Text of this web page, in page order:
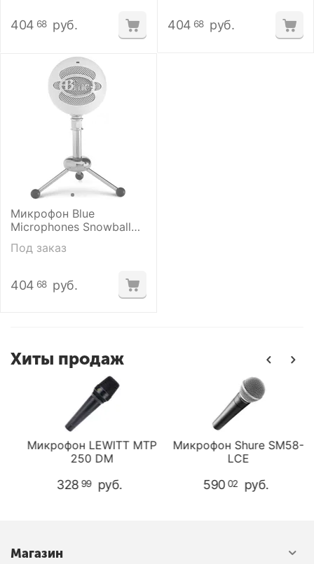
404 68 руб. 404 68 руб.
Микрофон Blue
Microphones Snowball
Под заказ
404 68 руб.
Хиты продаж
Микрофон LEWITT MTP
250 DM
32899 руб.
Микрофон Shure SM58-
LCЕ
59002 руб.
Магазин